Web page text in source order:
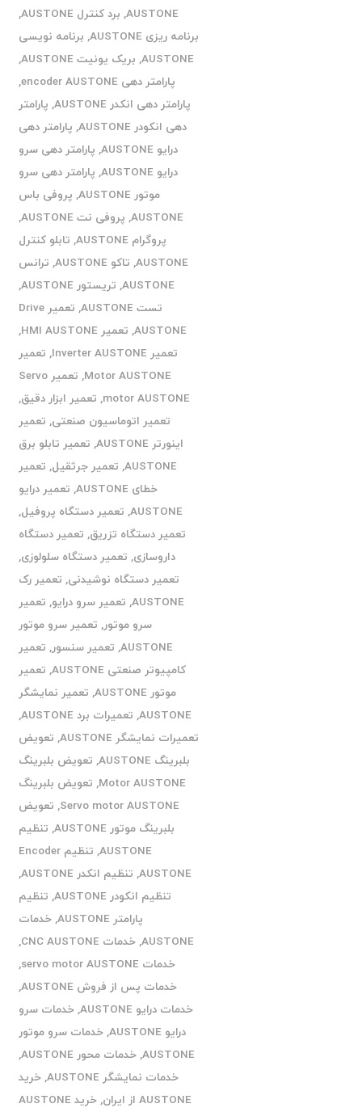
AUSTONE
, برد کنترل AUSTONE
,
برنامه ریزی AUSTONE
, برنامه نویسی
AUSTONE
, بریک یونیت AUSTONE
,
پارامتر دهی encoder AUSTONE
,
پارامتر دهی انکدر AUSTONE
, پارامتر
دهی انکودر AUSTONE
, پارامتر دهی
درایو AUSTONE
, پارامتر دهی سرو
درایو AUSTONE
, پارامتر دهی سرو
موتور AUSTONE
, پروفی باس
AUSTONE
, پروفی نت AUSTONE
,
پروگرام AUSTONE
, تابلو کنترل
AUSTONE
, تاکو AUSTONE , ترانس
AUSTONE
, تریستور AUSTONE
,
تست AUSTONE
,
تعمیر Drive
AUSTONE
, تعمیر HMI AUSTONE
,
تعمیر Inverter AUSTONE
, تعمیر
Motor AUSTONE
,
تعمیر Servo
motor AUSTONE
, تعمیر ابزار دقیق,
تعمیر اتوماسیون صنعتی, تعمیر
اینورتر AUSTONE
, تعمیر تابلو برق
AUSTONE
, تعمیر جرثقیل, تعمیر
خطای AUSTONE
, تعمیر درایو
AUSTONE
, تعمیر دستگاه پروفیل,
تعمیر دستگاه تزریق, تعمیر دستگاه
داروسازی, تعمیر دستگاه سلولوزی,
تعمیر دستگاه نوشیدنی, تعمیر رک
AUSTONE
, تعمیر سرو درایو, تعمیر
سرو موتور, تعمیر سرو موتور
AUSTONE
, تعمیر سنسور, تعمیر
کامپیوتر صنعتی AUSTONE
, تعمیر
موتور AUSTONE
, تعمیر نمایشگر
AUSTONE
, تعمیرات برد AUSTONE
,
تعمیرات نمایشگر AUSTONE
, تعویض
بلبرینگ AUSTONE
, تعویض بلبرینگ
Motor AUSTONE
, تعویض بلبرینگ
Servo motor AUSTONE
, تعویض
بلبرینگ موتور AUSTONE
, تنظیم
AUSTONE
,
تنظیم Encoder
AUSTONE
, تنظیم انکدر AUSTONE
,
تنظیم انکودر AUSTONE
, تنظیم
پارامتر AUSTONE
,خدمات
AUSTONE
,خدمات CNC AUSTONE
,
خدمات servo motor AUSTONE
,
خدمات پس از فروش AUSTONE
,
خدمات درایو AUSTONE
,خدمات سرو
درایو AUSTONE
,خدمات سرو موتور
AUSTONE
,خدمات محور AUSTONE
,
خدمات نمایشگر AUSTONE
,خرید
AUSTONE از ایران
, خرید AUSTONE